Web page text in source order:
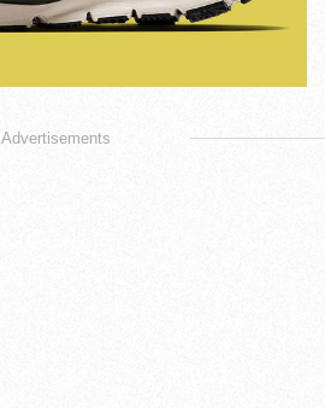
Advertisements